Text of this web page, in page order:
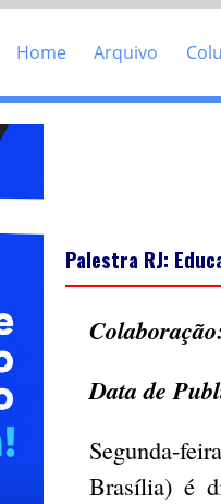
Home Arquivo
Palestra RJ:
Data de
Segunda-
Brasília) é